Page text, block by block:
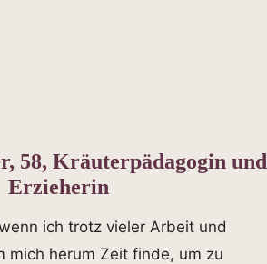
58, Kräuterpädagogin und
Erzieherin
ich trotz vieler Arbeit und
mich herum Zeit finde, um zu